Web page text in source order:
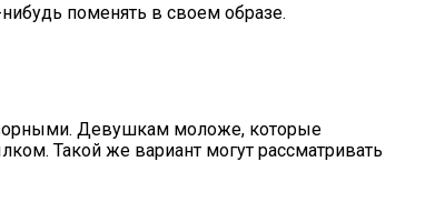
поменять в своем образе.
Девушкам моложе, которые
Такой же вариант могут рассматривать